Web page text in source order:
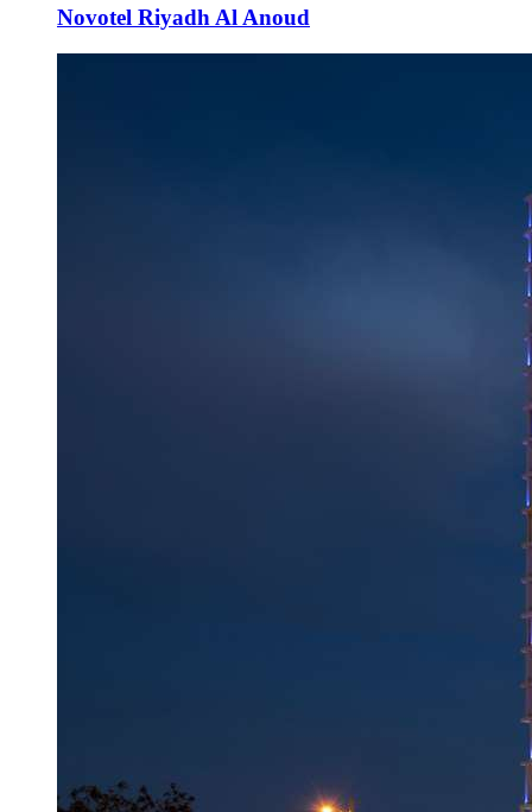
Novotel Riyadh Al Anoud